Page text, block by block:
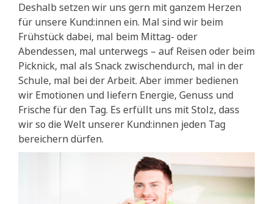
Deshalb setzen wir uns gern mit ganzem Herzen
für unsere Kund:innen ein. Mal sind wir beim
Frühstück dabei, mal beim Mittag- oder
Abendessen, mal unterwegs – auf Reisen oder beim
Picknick, mal als Snack zwischendurch, mal in der
Schule, mal bei der Arbeit. Aber immer bedienen
wir Emotionen und liefern Energie, Genuss und
Frische für den Tag. Es erfüllt uns mit Stolz, dass
wir so die Welt unserer Kund:innen jeden Tag
bereichern dürfen.